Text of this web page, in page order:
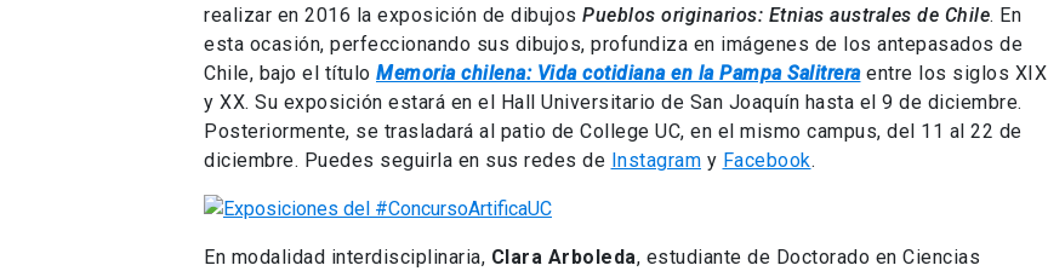
realizar en 2016 la exposición de dibujos Pueblos originarios: Etnias australes de Chile. En
esta ocasión, perfeccionando sus dibujos, profundiza en imágenes de los antepasados de
Chile, bajo el título Memoria chilena: Vida cotidiana en la Pampa Salitreraentre los siglos XIX
y XX. Su exposición estará en el Hall Universitario de San Joaquín hasta el 9 de diciembre.
Posteriormente, se trasladará al patio de College UC, en el mismo campus, del 11 al 22 de
diciembre. Puedes seguirla en sus redes de Instagram y Facebook.
En modalidad interdisciplinaria, Clara Arboleda, estudiante de Doctorado en Ciencias